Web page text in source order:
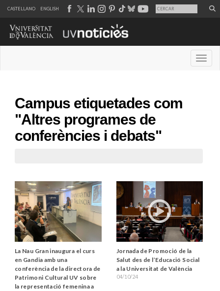
CASTELLANO ENGLISH
Campus etiquetades com
"Altres programes de
conferències i debats"
La Nau Gran inaugura el curs
en Gandia amb una
conferència de la directora de
Patrimoni Cultural UV sobre
la representació femenina a
Jornada de Promoció de la
Salut des de l’Educació Social
a la Universitat de València
04/10/24